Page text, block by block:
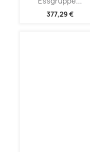
377,29 €